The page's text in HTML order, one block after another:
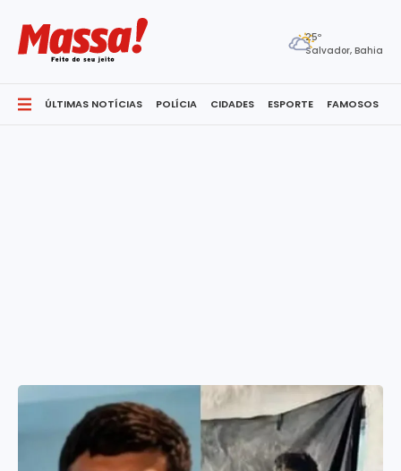
25º
Salvador, Bahia
ÚLTIMAS NOTÍCIAS POLÍCIA CIDADES ESPORTE FAMOSOS